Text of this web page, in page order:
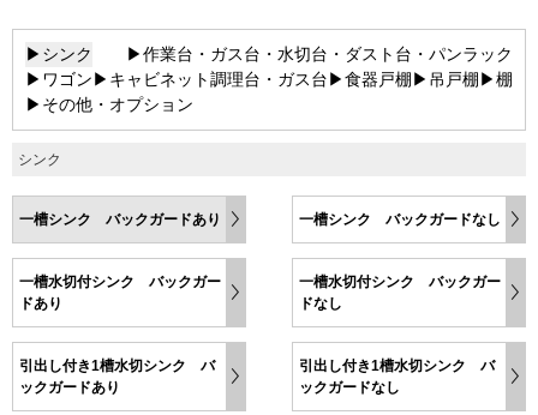
▶シンク
▶作業台・ガス台・水切台・ダスト台・パンラック
▶ワゴン▶キャビネット調理台・ガス台▶食器戸棚▶吊戸棚▶棚
▶その他・オプション
シンク
一槽シンク バックガードあり 一槽シンク バックガードなし
一槽水切付シンク バックガー
ドあり
一槽水切付シンク バックガー
ドなし
引出し付き1槽水切シンク バ
ックガードあり
引出し付き1槽水切シンク バ
ックガードなし